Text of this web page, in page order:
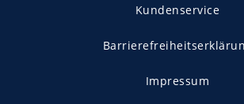
Kundenservice
Impressum